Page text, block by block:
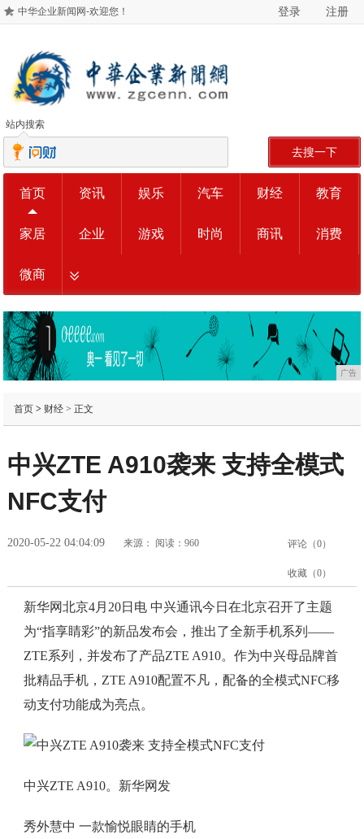
中华企业新闻网-欢迎您！ 登录 注册
站内搜索
去搜一下
首页 资讯 娱乐 汽车 财经 教育
家居 企业 游戏 时尚 商讯 消费
微商
广告
首页> 财经> 正文
中兴ZTE A910袭来 支持全模式
NFC支付
2020-05-22 04:04:09 来源： 阅读：960 评论（0）
收藏（0）
新华网北京4月20日电 中兴通讯今日在北京召开了主题
为“指享睛彩”的新品发布会，推出了全新手机系列——
ZTE系列，并发布了产品ZTE A910。作为中兴母品牌首
批精品手机，ZTE A910配置不凡，配备的全模式NFC移
动支付功能成为亮点。
中兴ZTE A910。新华网发
秀外慧中 一款愉悦眼睛的手机